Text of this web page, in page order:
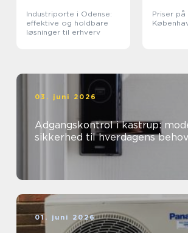
Industriporte i Odense:
effektive og holdbare
løsninger til erhverv
Priser på
03. juni 2026
Adgangskontrol i kastrup:
sikkerhed til hverdagens behov
01. juni 2026